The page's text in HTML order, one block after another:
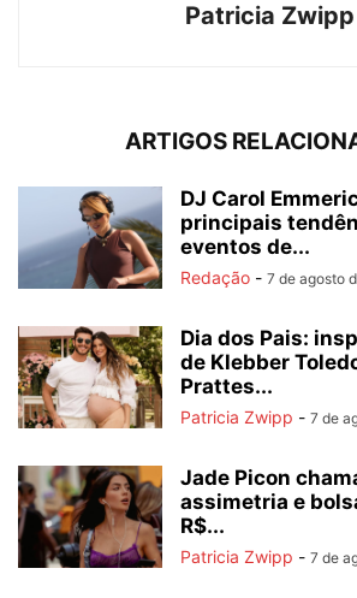
Patricia Zwipp
ARTIGOS
DJ Carol
principais
eventos de...
Redação - 7 de agosto
Dia dos Pais:
de Klebber
Prattes...
Patricia Zwipp - 7 de
Jade Picon
assimetria e
R$...
Patricia Zwipp - 7 de